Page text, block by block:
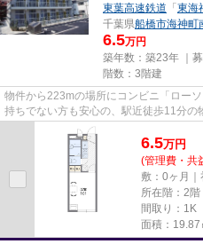
東葉高速鉄道 「 東海
千葉県船橋市海神町
6.5万円
築年数：築23年 ｜募
階数：3階建
物件から223mの場所にコンビニ「ロー
持ちでない方も安心の、駅近徒歩11分
いにも。初期費用のカード決済...
6.5万円
(管理費・共
敷：0ヶ月｜
所在階：2階
間取り：1K
面積：19.87